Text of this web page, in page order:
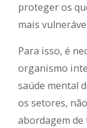
proteger os
mais
Para isso, é
organismo
saúde mental
os setores,
abordagem de